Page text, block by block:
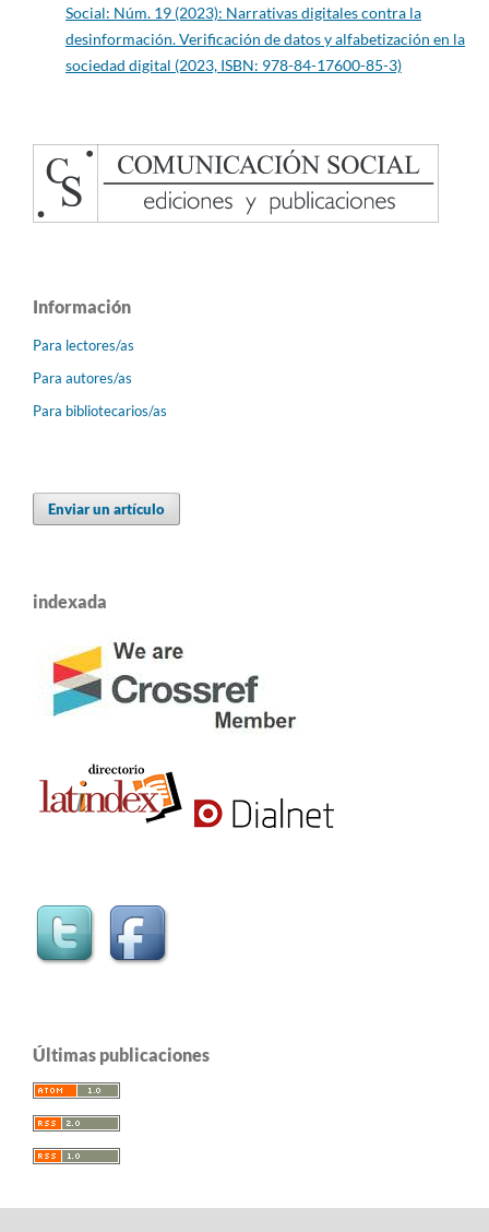
Social: Núm. 19 (2023): Narrativas digitales contra la
desinformación. Verificación de datos y alfabetización en la
sociedad digital (2023, ISBN: 978-84-17600-85-3)
Información
Para lectores/as
Para autores/as
Para bibliotecarios/as
Enviar un artículo
indexada
Últimas publicaciones